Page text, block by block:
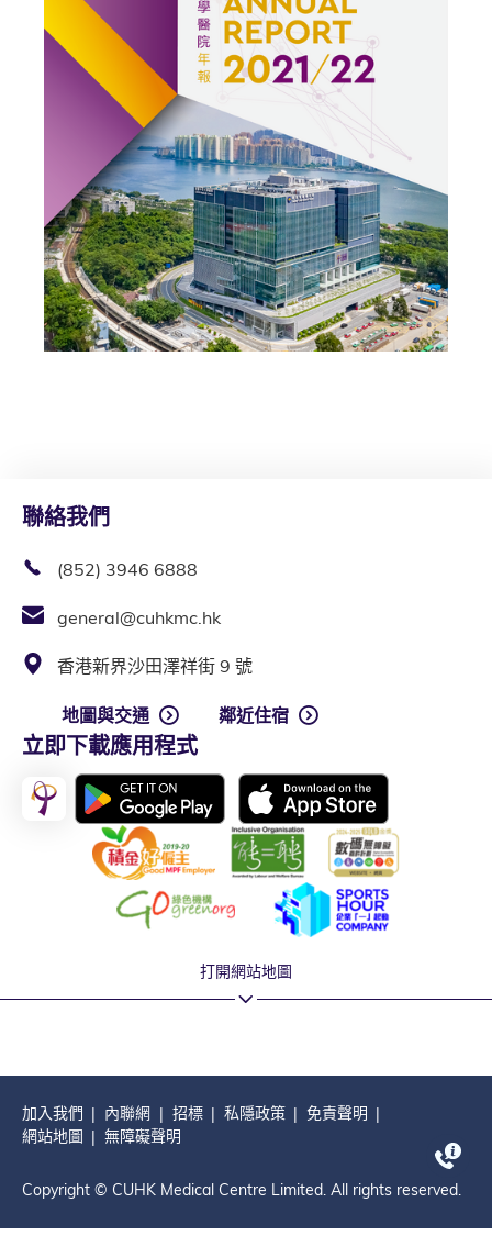
聯絡我們
(852) 3946 6888
general@cuhkmc.hk
香港新界沙田澤祥街 9 號
地圖與交通 鄰近住宿
立即下載應用程式
打開網站地圖
加入我們 內聯網 招標 私隱政策
免責聲明
網站地圖
無障礙聲明
Copyright © CUHK Medical Centre Limited. All rights reserved.